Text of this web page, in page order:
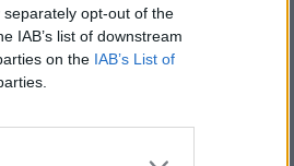
opt-out of the
IAB’s list of downstream
on the IAB’s List of
które